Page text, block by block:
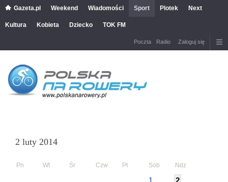
Gazeta.pl Weekend Wiadomości Sport Plotek Next
Kultura Kobieta Dziecko TOK FM
Poczta Radio Zaloguj się
2 luty 2014
Pn Wt Śr Czw Pt Sob Ndz
1 2